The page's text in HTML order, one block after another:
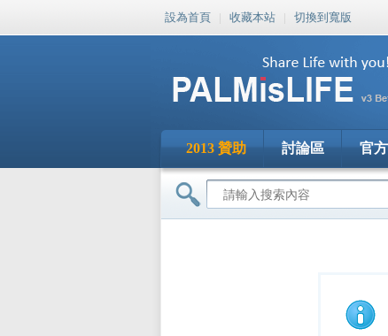
設為首頁 | 收藏本站 | 切換到寬版
2013 贊助 討論區 官